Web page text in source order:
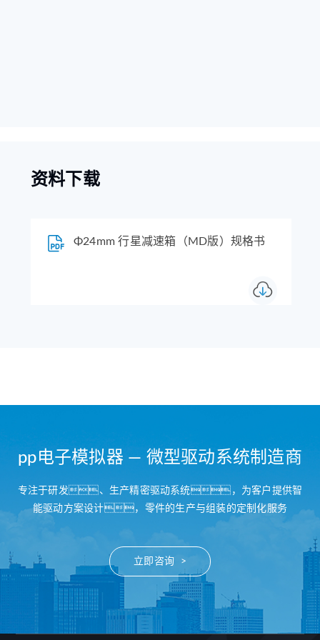
资料下载
Φ24mm 行星减速箱（MD版）规格书
pp电子模拟器 — 微型驱动系统制造商
专注于研发、生产精密驱动系统，为客户提供智
能驱动方案设计，零件的生产与组装的定制化服务
立即咨询 >